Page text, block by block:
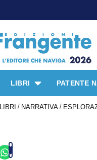
LIBRI PATENTE
LIBRI / NARRATIVA /